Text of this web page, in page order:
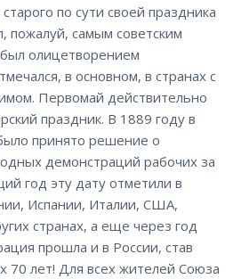
по сути своей праздника
пожалуй, самым советским
олицетворением
в основном, в странах с
Первомай действительно
праздник. В 1889 году в
принято решение о
демонстраций рабочих за
год эту дату отметили в
Испании, Италии, США,
странах, а еще через год
прошла и в России, став
70 лет! Для всех жителей Союза